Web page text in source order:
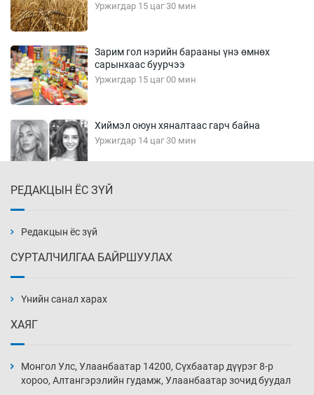
Уржигдар 15 цаг 30 мин
Зарим гол нэрийн барааны үнэ өмнөх
сарынхаас буурчээ
Уржигдар 15 цаг 00 мин
Хиймэл оюун хяналтаас гарч байна
Уржигдар 14 цаг 30 мин
Уржигдар 14 цаг 00 мин
нэмэгджээ
Уржигдар 13 цаг 30 мин
РЕДАКЦЫН ЁС ЗҮЙ
Редакцын ёс зүй
СУРТАЛЧИЛГАА БАЙРШУУЛАХ
Үнийн санал харах
ХАЯГ
Монгол Улс, Улаанбаатар 14200, Сүхбаатар дүүрэг 8-р
хороо, Алтангэрэлийн гудамж, Улаанбаатар зочид буудал